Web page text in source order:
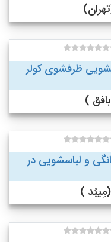
ظرفشوی کولر
و لباسشویی در